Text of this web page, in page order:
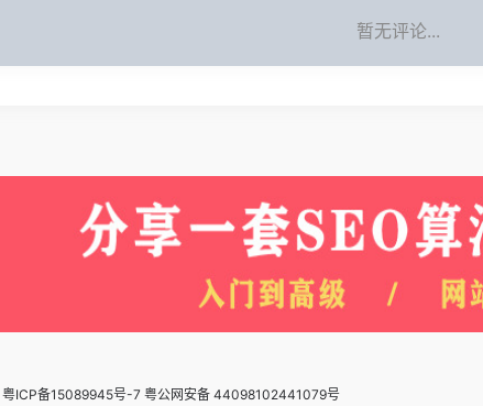
暂无评论...
粤ICP备15089945号-7 粤公网安备 44098102441079号